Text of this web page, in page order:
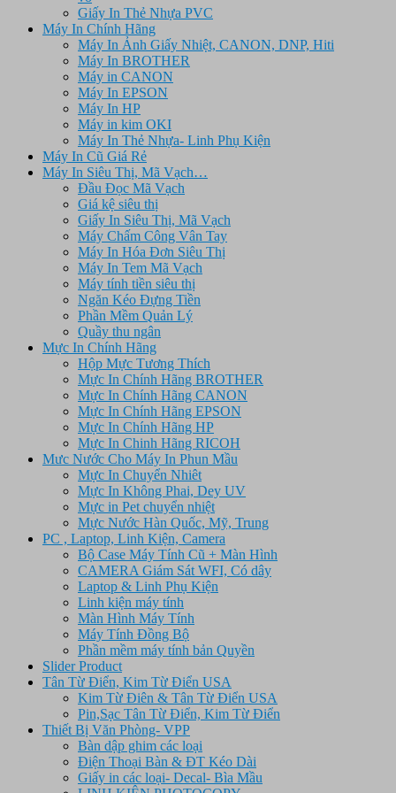
Giấy In Thẻ Nhựa PVC
Máy In Chính Hãng
Máy In Ảnh Giấy Nhiệt, CANON, DNP, Hiti
Máy In BROTHER
Máy in CANON
Máy In EPSON
Máy In HP
Máy in kim OKI
Máy In Thẻ Nhựa- Linh Phụ Kiện
Máy In Cũ Giá Rẻ
Máy In Siêu Thị, Mã Vạch…
Đầu Đọc Mã Vạch
Giá kệ siêu thị
Giấy In Siêu Thị, Mã Vạch
Máy Chấm Công Vân Tay
Máy In Hóa Đơn Siêu Thị
Máy In Tem Mã Vạch
Máy tính tiền siêu thị
Ngăn Kéo Đựng Tiền
Phần Mềm Quản Lý
Quầy thu ngân
Mực In Chính Hãng
Hộp Mực Tương Thích
Mực In Chính Hãng BROTHER
Mực In Chính Hãng CANON
Mực In Chính Hãng EPSON
Mực In Chính Hãng HP
Mực In Chinh Hãng RICOH
Mưc Nước Cho Máy In Phun Mầu
Mực In Chuyển Nhiêt
Mực In Không Phai, Dey UV
Mực in Pet chuyển nhiệt
Mực Nước Hàn Quốc, Mỹ, Trung
PC , Laptop, Linh Kiện, Camera
Bộ Case Máy Tính Cũ + Màn Hình
CAMERA Giám Sát WFI, Có dây
Laptop & Linh Phụ Kiện
Linh kiện máy tính
Màn Hình Máy Tính
Máy Tính Đồng Bộ
Phần mềm máy tính bản Quyền
Slider Product
Tân Từ Điển, Kim Từ Điển USA
Kim Từ Điên & Tân Từ Điển USA
Pin,Sạc Tân Từ Điển, Kim Từ Điển
Thiết Bị Văn Phòng- VPP
Bàn dập ghim các loại
Điện Thoại Bàn & ĐT Kéo Dài
Giấy in các loại- Decal- Bìa Mầu